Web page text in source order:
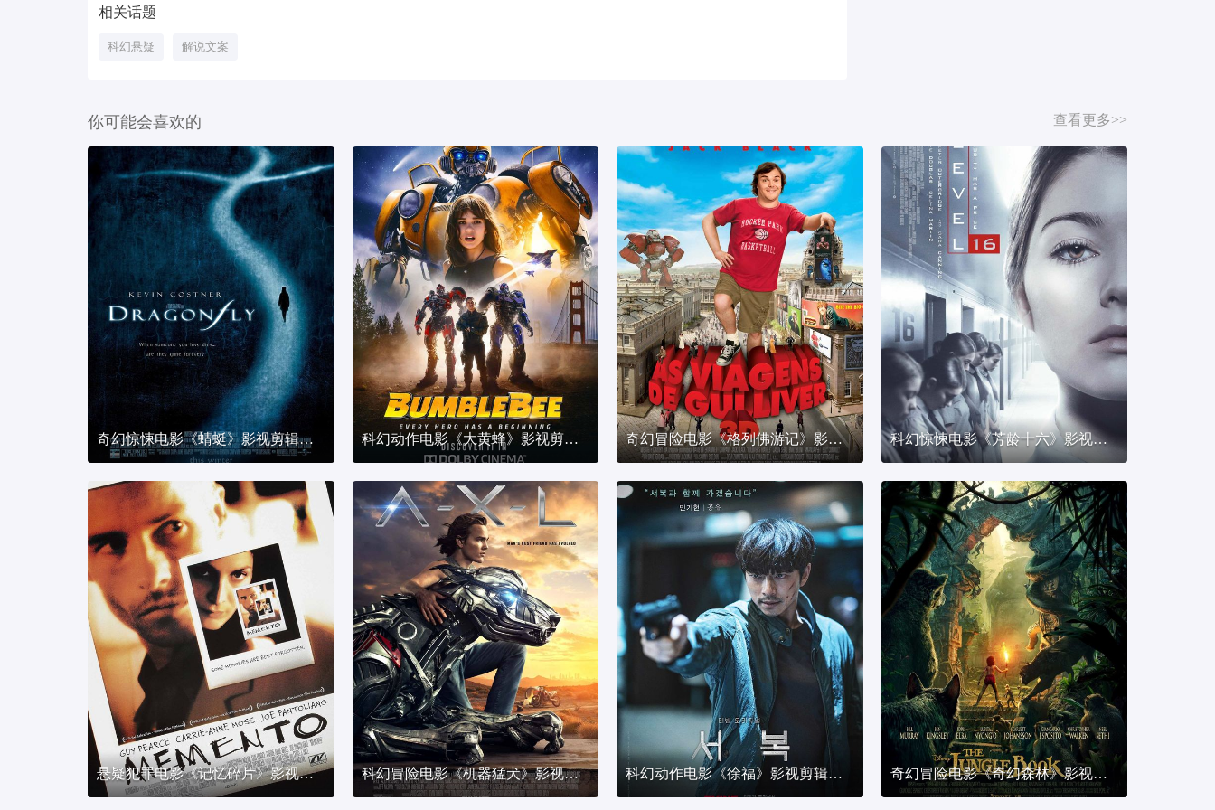
相关话题
科幻悬疑 解说文案
你可能会喜欢的 查看更多>>
奇幻惊悚电影《蜻蜓》影视剪辑解说文案 科幻动作电影《大黄蜂》影视剪辑解说文案 奇幻冒险电影《格列佛游记》影视剪辑解说文案 科幻惊悚电影《芳龄十六》影视剪辑解说文案
悬疑犯罪电影《记忆碎片》影视剪辑解说文案 科幻冒险电影《机器猛犬》影视剪辑解说文案 科幻动作电影《徐福》影视剪辑解说文案 奇幻冒险电影《奇幻森林》影视剪辑解说文案